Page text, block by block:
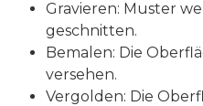
Gravieren: Muster
geschnitten.
Bemalen: Die
versehen.
Vergolden: Die